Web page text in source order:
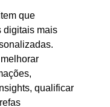
que
digitais mais
qualificar